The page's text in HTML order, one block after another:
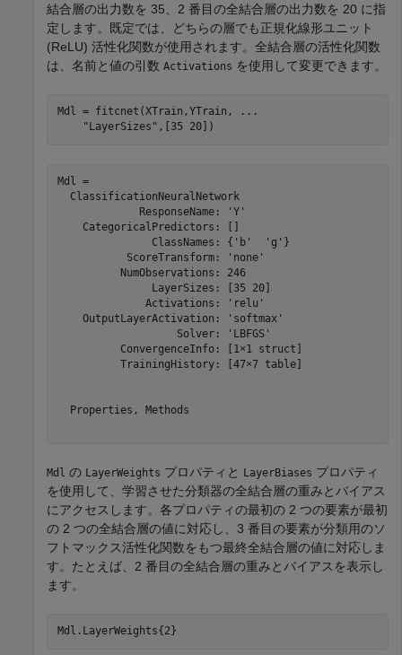
結合層の出力数を 35、2 番目の全結合層の出力数を 20 に指
定します。既定では、どちらの層でも正規化線形ユニット
(ReLU) 活性化関数が使用されます。全結合層の活性化関数
は、名前と値の引数 Activations を使用して変更できます。
Mdl = fitcnet(XTrain,YTrain,
...
"LayerSizes" ,[35 20])
Mdl =
  ClassificationNeuralNetwork
             ResponseName: 'Y'
    CategoricalPredictors: []
               ClassNames: {'b'  'g'}
           ScoreTransform: 'none'
          NumObservations: 246
               LayerSizes: [35 20]
              Activations: 'relu'
    OutputLayerActivation: 'softmax'
                   Solver: 'LBFGS'
          ConvergenceInfo: [1×1 struct]
          TrainingHistory: [47×7 table]
  Properties, Methods
Mdl の LayerWeights プロパティと LayerBiases プロパティ
を使用して、学習させた分類器の全結合層の重みとバイアス
にアクセスします。各プロパティの最初の 2 つの要素が最初
の 2 つの全結合層の値に対応し、3 番目の要素が分類用のソ
フトマックス活性化関数をもつ最終全結合層の値に対応しま
す。たとえば、2 番目の全結合層の重みとバイアスを表示し
ます。
Mdl.LayerWeights{2}